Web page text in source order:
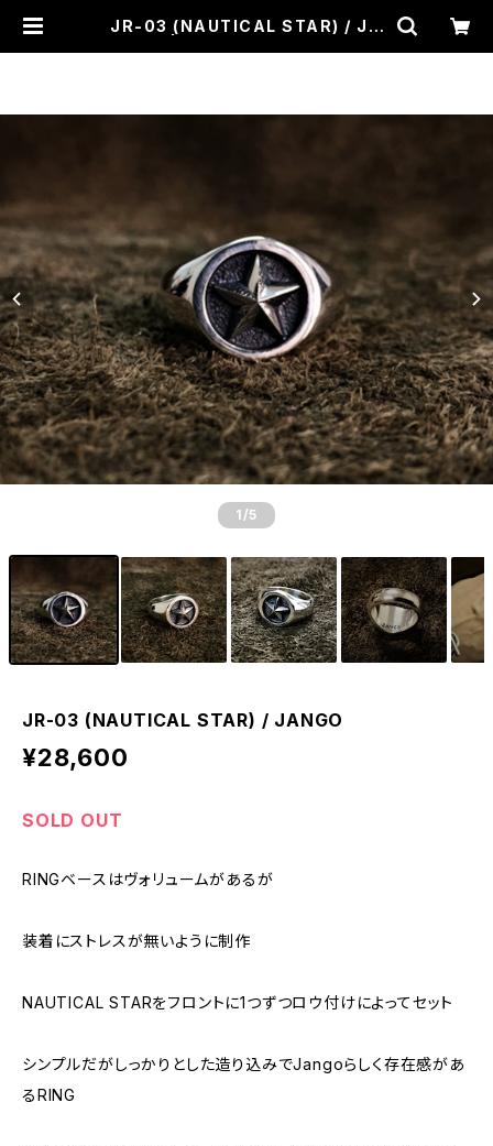
JR-03 (NAUTICAL STAR) / JA
1 /5
JR-03 (NAUTICAL STAR) / JANGO
¥28,600
SOLD OUT
RINGベースはヴォリュームがあるが
装着にストレスが無いように制作
NAUTICAL STARをフロントに1つずつロウ付けによってセット
シンプルだがしっかりとした造り込みでJangoらしく存在感があ
るRING